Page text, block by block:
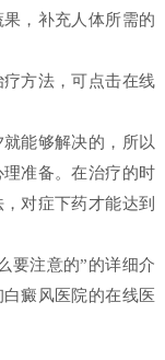
，补充人体所需的
方法，可点击在线
能够解决的，所以
准备。在治疗的时
对症下药才能达到
注意的”的详细介
癜风医院的在线医